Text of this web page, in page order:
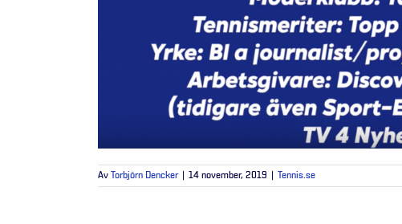
Av Torbjörn Dencker 14 november, 2019 Tennis.se